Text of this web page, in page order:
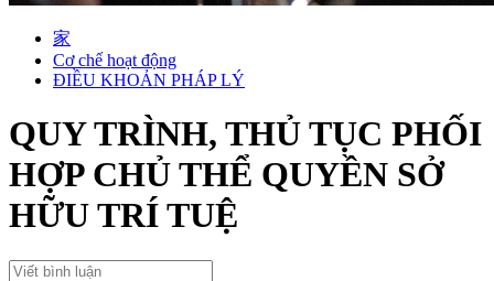
家
Cơ chế hoạt động
ĐIỀU KHOẢN PHÁP LÝ
QUY TRÌNH, THỦ TỤC PHỐI
HỢP CHỦ THỂ QUYỀN SỞ
HỮU TRÍ TUỆ